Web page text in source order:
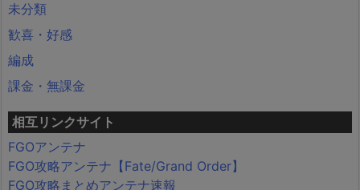
未分類
歓喜・好感
編成
課金・無課金
相互リンクサイト
FGOアンテナ
FGO攻略アンテナ【Fate/Grand Order】
FGO攻略まとめアンテナ速報